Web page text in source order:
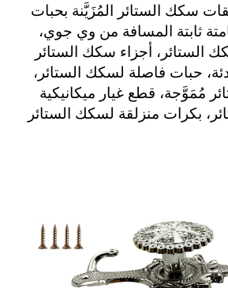
سكك الستائر المُزَيَّنة بحبات
ثابتة المسافة من وي جوي،
الستائر، أجزاء سكك الستائر
حبات فاصلة لسكك الستائر،
مُمَوَّجة، قطع غيار ميكانيكية
بكرات منزلقة لسكك الستائر